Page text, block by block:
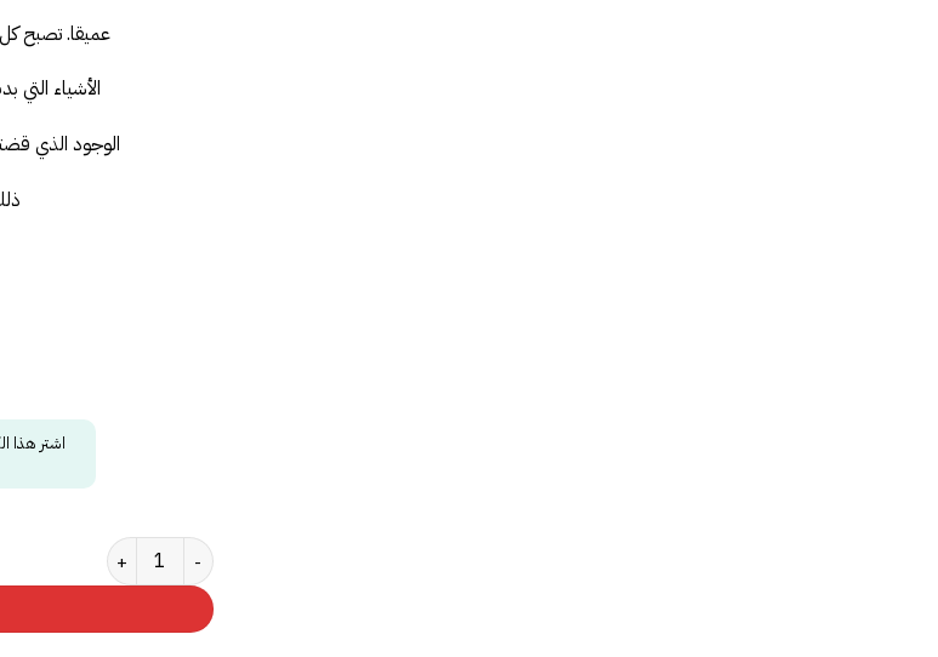
عميقا. تصبح كل
الأشياء
الوجود الذي
اشتر هذا
كمية لن نقدم القهوة لسبينوزا